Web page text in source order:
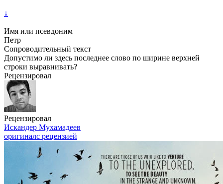
↓
Имя или псевдоним
Петр
Сопроводительный текст
Допустимо ли здесь последнее слово по ширине верхней
строки выравнивать?
Рецензировал
Рецензировал
Искандер Мухамадеев
оригиналс рецензией